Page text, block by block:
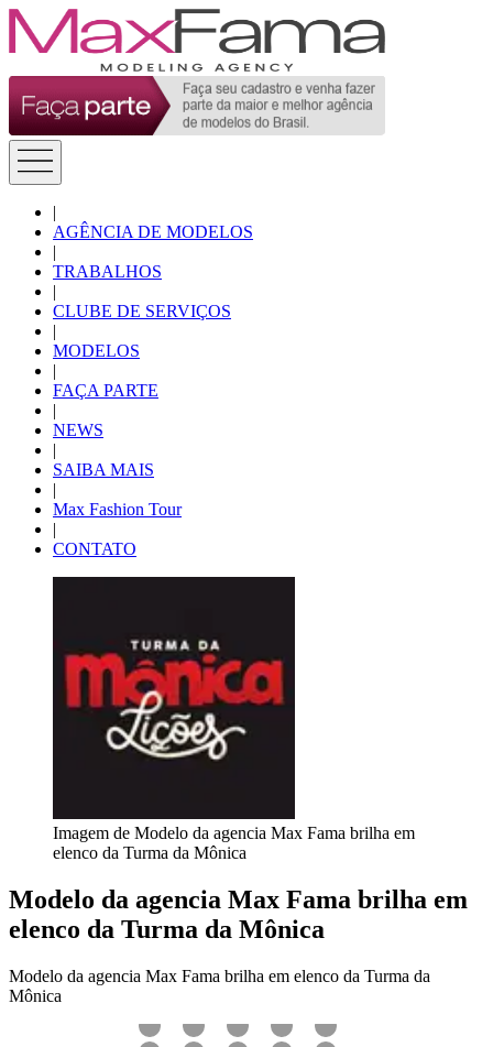
|
AGÊNCIA DE MODELOS
|
TRABALHOS
|
CLUBE DE SERVIÇOS
|
MODELOS
|
FAÇA PARTE
|
NEWS
|
SAIBA MAIS
|
Max Fashion Tour
|
CONTATO
Imagem de Modelo da agencia Max Fama brilha em
elenco da Turma da Mônica
Modelo da agencia Max Fama brilha em
elenco da Turma da Mônica
Modelo da agencia Max Fama brilha em elenco da Turma da
Mônica